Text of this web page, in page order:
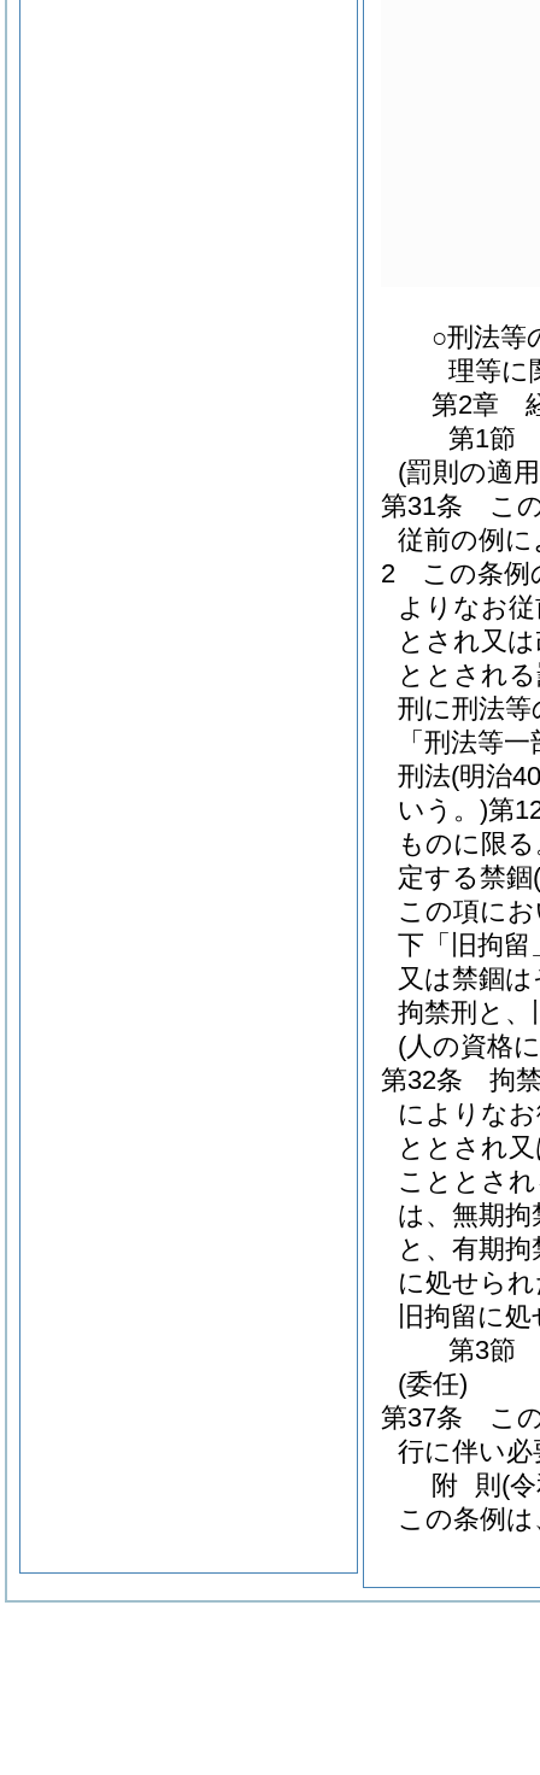
○刑法等
理等に
第2章
第1節
(罰則の適
第31条
こ
従前の例
2
この条例
よりなお
とされ又
ととされ
刑に刑法
「刑法等
刑法(明治
いう。)第
ものに限
定する禁錮
この項に
下「旧拘
又は禁錮
拘禁刑と
(人の資格
第32条
拘
によりな
ととされ
こととさ
は、無期
と、有期
に処せら
旧拘留に
第3節
(委任)
第37条
こ
行に伴い
附 則 (
この条例